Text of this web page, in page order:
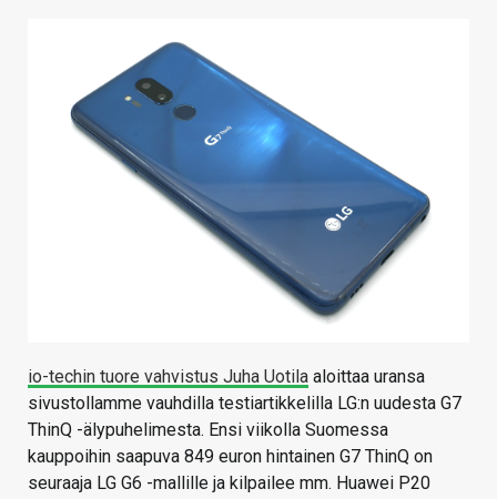
VAIHDA TEEMA
io-techin tuore vahvistus Juha Uotila aloittaa uransa
sivustollamme vauhdilla testiartikkelilla LG:n uudesta G7
ThinQ -älypuhelimesta. Ensi viikolla Suomessa
kauppoihin saapuva 849 euron hintainen G7 ThinQ on
seuraaja LG G6 -mallille ja kilpailee mm. Huawei P20